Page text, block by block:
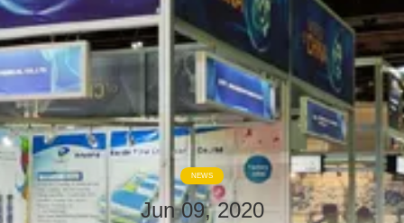
ΕΜΕΊΣ
ΓΎΡΟΣ
ΕΡΓΟΣΤΑΣΊΩΝ
ΠΟΙΟΤΙΚΌΣ
ΈΛΕΓΧΟΣ
NEWS
Jun 09, 2020